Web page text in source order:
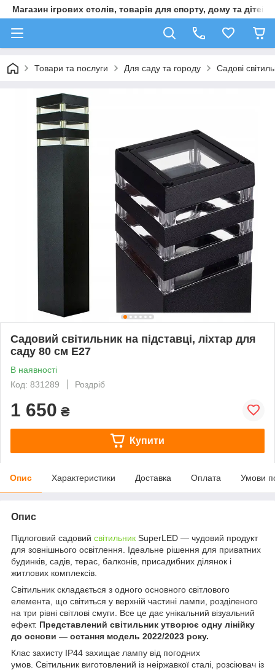
Магазин ігрових столів, товарів для спорту, дому та дітей
Товари та послуги Для саду та городу Садові
Садовий світильник на підставці, ліхтар для
саду 80 см E27
В наявності
Код: 831289
Роздріб
1 650 ₴
Купити
Опис Характеристики Доставка Оплата Умови
Опис
Підлоговий садовий світильник SuperLED — чудовий продукт
для зовнішнього освітлення. Ідеальне рішення для приватних
будинків, садів, терас, балконів, присадибних ділянок і
житлових комплексів.
Світильник складається з одного основного світлового
елемента, що світиться у верхній частині лампи, розділеного
на три рівні світлові смуги. Все це дає унікальний візуальний
ефект. Представлений світильник утворює одну лінійку
до основи — остання модель 2022/2023 року.
Клас захисту IP44 захищає лампу від погодних
умов. Світильник виготовлений із неіржавкої сталі, розсіювач із